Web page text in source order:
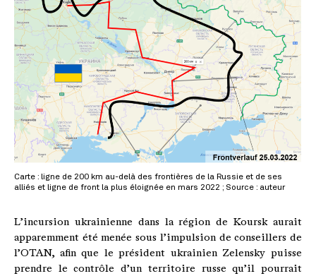
Carte : ligne de 200 km au-delà des frontières de la Russie et de ses
alliés et ligne de front la plus éloignée en mars 2022 ; Source : auteur
L’incursion ukrainienne dans la région de Koursk aurait
apparemment été menée sous l’impulsion de conseillers de
l’OTAN, afin que le président ukrainien Zelensky puisse
prendre le contrôle d’un territoire russe qu’il pourrait